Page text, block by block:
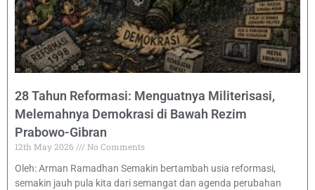
28 Tahun Reformasi: Menguatnya Militerisasi,
Melemahnya Demokrasi di Bawah Rezim
Prabowo-Gibran
12th May 2026
No Comments
Oleh: Arman Ramadhan Semakin bertambah usia reformasi,
semakin jauh pula kita dari semangat dan agenda perubahan